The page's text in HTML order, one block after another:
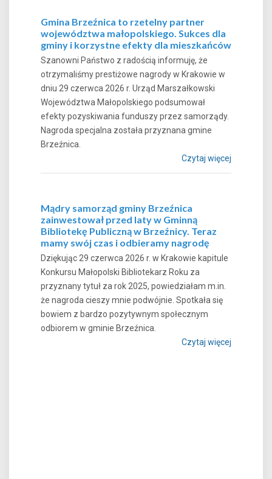
Gmina Brzeźnica to rzetelny partner
województwa małopolskiego. Sukces dla
gminy i korzystne efekty dla mieszkańców
Szanowni Państwo z radością informuję, że
otrzymaliśmy prestiżowe nagrody w Krakowie w
dniu 29 czerwca 2026 r. Urząd Marszałkowski
Województwa Małopolskiego podsumował
efekty pozyskiwania funduszy przez samorządy.
Nagroda specjalna została przyznana gmine
Brzeźnica.
Czytaj więcej
Mądry samorząd gminy Brzeźnica
zainwestował przed laty w Gminną
Bibliotekę Publiczną w Brzeźnicy. Teraz
mamy swój czas i odbieramy nagrodę
Dziękując 29 czerwca 2026 r. w Krakowie kapitule
Konkursu Małopolski Bibliotekarz Roku za
przyznany tytuł za rok 2025, powiedziałam m.in.
że nagroda cieszy mnie podwójnie. Spotkała się
bowiem z bardzo pozytywnym społecznym
odbiorem w gminie Brzeźnica.
Czytaj więcej